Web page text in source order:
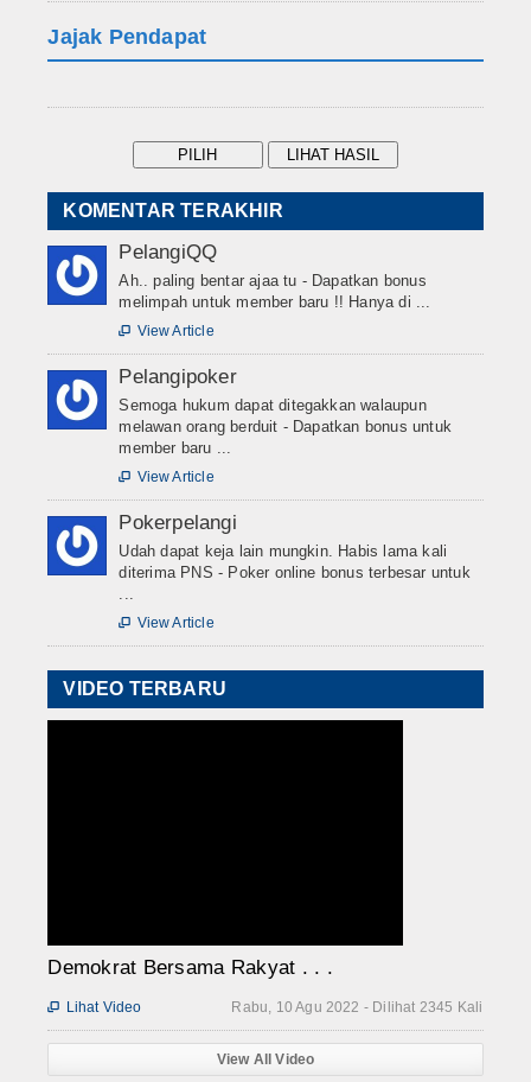
Jajak Pendapat
KOMENTAR TERAKHIR
PelangiQQ
Ah.. paling bentar ajaa tu - Dapatkan bonus
melimpah untuk member baru !! Hanya di ...
 View Article
Pelangipoker
Semoga hukum dapat ditegakkan walaupun
melawan orang berduit - Dapatkan bonus untuk
member baru ...
 View Article
Pokerpelangi
Udah dapat keja lain mungkin. Habis lama kali
diterima PNS - Poker online bonus terbesar untuk
 View Article
VIDEO TERBARU
Demokrat Bersama Rakyat . . .
Rabu, 10 Agu 2022 - Dilihat 2345 Kali
 Lihat Video
View All Video